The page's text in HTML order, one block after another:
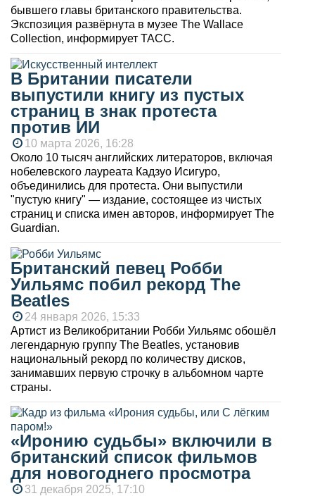
бывшего главы британского правительства.
Экспозиция развёрнута в музее The Wallace
Collection, информирует ТАСС.
В Британии писатели
выпустили книгу из пустых
страниц в знак протеста
против ИИ
10 марта 2026, 16:28
Около 10 тысяч английских литераторов, включая
нобелевского лауреата Кадзуо Исигуро,
объединились для протеста. Они выпустили
"пустую книгу" — издание, состоящее из чистых
страниц и списка имен авторов, информирует The
Guardian.
Британский певец Робби
Уильямс побил рекорд The
Beatles
24 января 2026, 15:33
Артист из Великобритании Робби Уильямс обошёл
легендарную группу The Beatles, установив
национальный рекорд по количеству дисков,
занимавших первую строчку в альбомном чарте
страны.
«Иронию судьбы» включили в
британский список фильмов
для новогоднего просмотра
31 декабря 2025, 17:10